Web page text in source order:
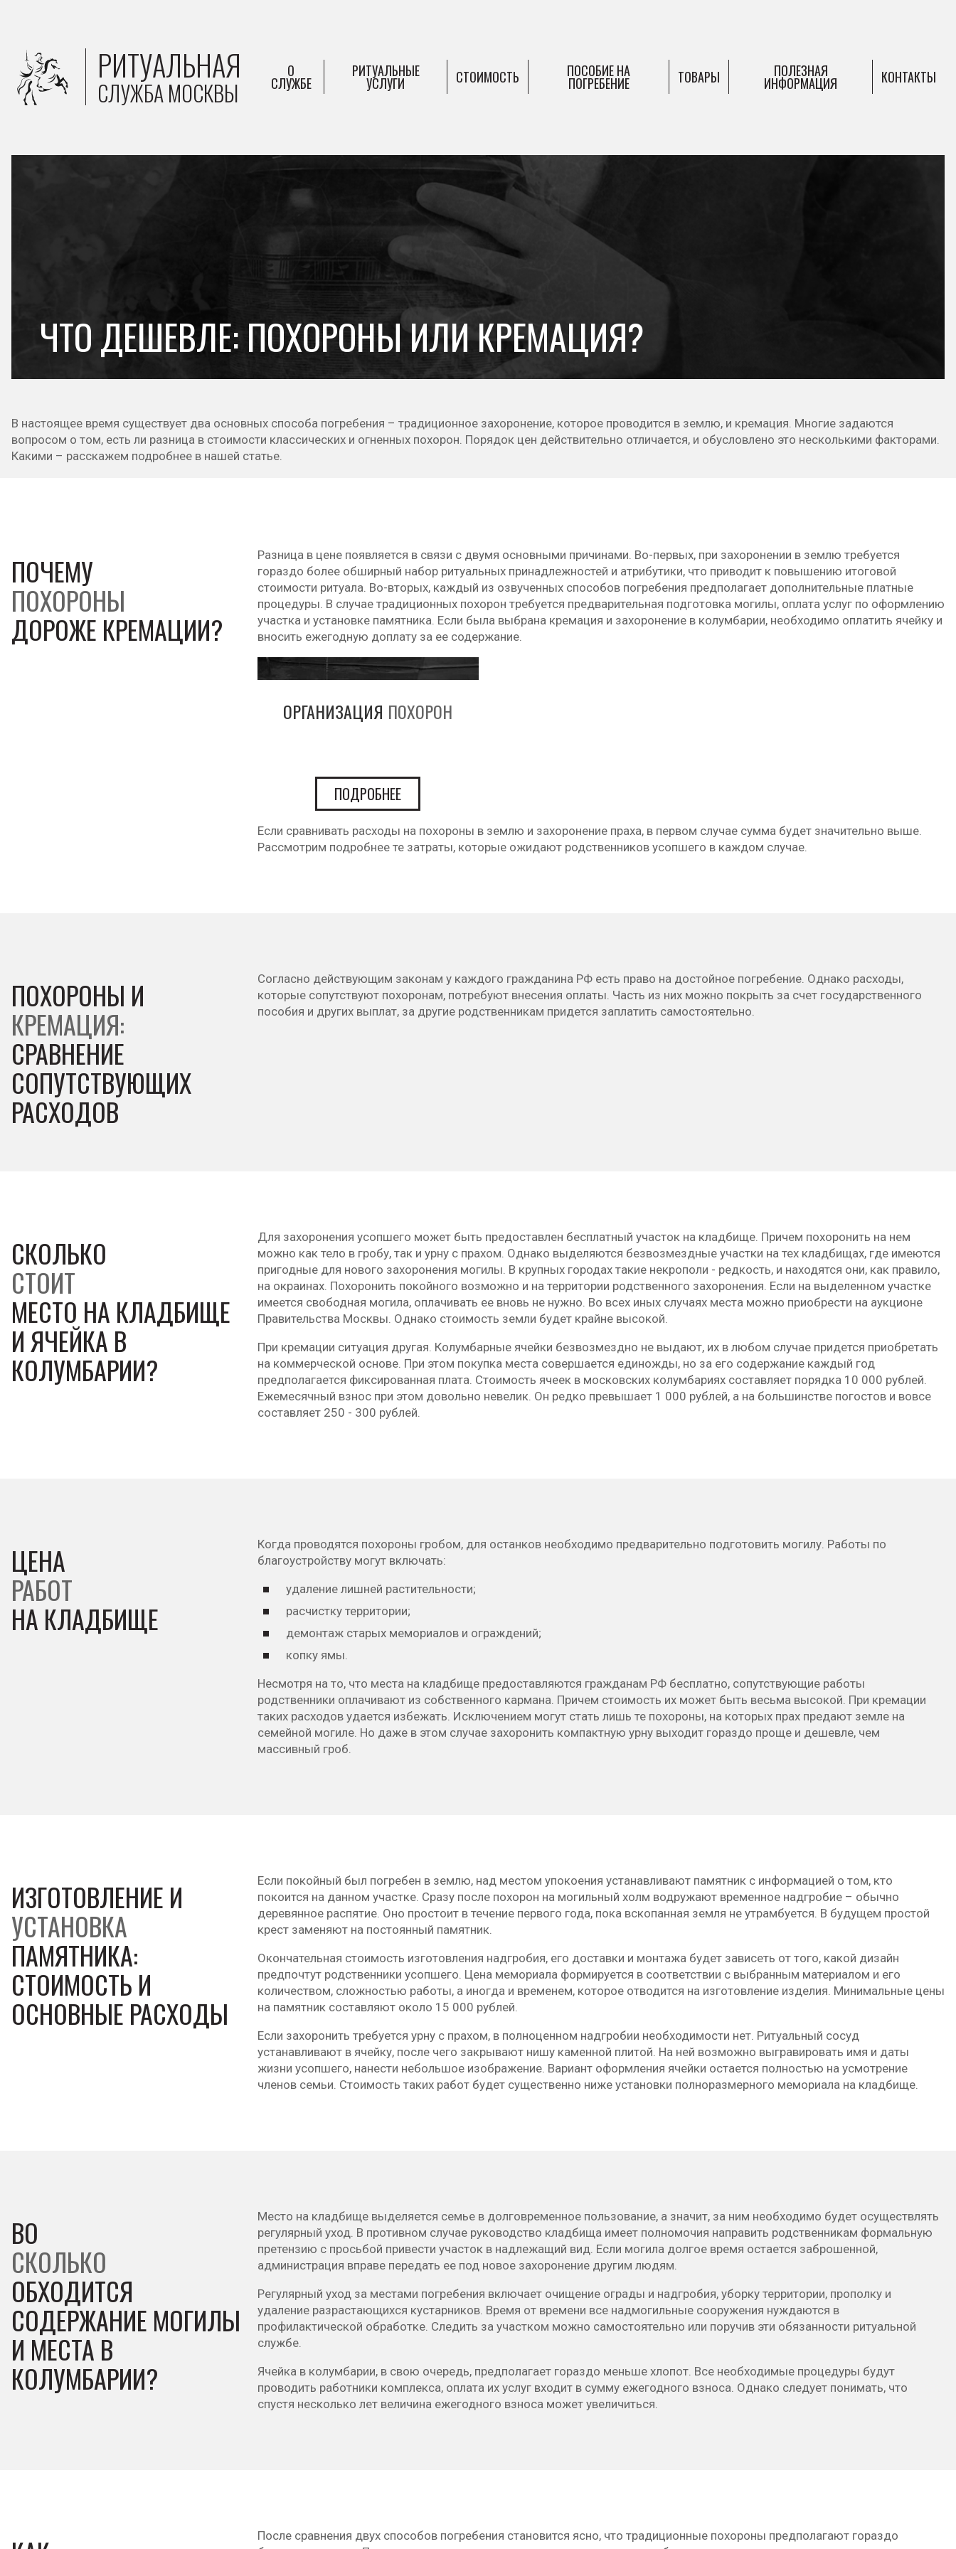
РИТУАЛЬНАЯ
СЛУЖБА МОСКВЫ
О
СЛУЖБЕ
РИТУАЛЬНЫЕ
УСЛУГИ СТОИМОСТЬ ПОСОБИЕ НА
ПОГРЕБЕНИЕ ТОВАРЫ ПОЛЕЗНАЯ
ИНФОРМАЦИЯ КОНТАКТЫ
ЧТО ДЕШЕВЛЕ: ПОХОРОНЫ ИЛИ КРЕМАЦИЯ?
В настоящее время существует два основных способа погребения – традиционное захоронение, которое проводится в землю, и кремация. Многие задаются
вопросом о том, есть ли разница в стоимости классических и огненных похорон. Порядок цен действительно отличается, и обусловлено это несколькими факторами.
Какими – расскажем подробнее в нашей статье.
ПОЧЕМУ
ПОХОРОНЫ
ДОРОЖЕ КРЕМАЦИИ?
Разница в цене появляется в связи с двумя основными причинами. Во-первых, при захоронении в землю требуется
гораздо более обширный набор ритуальных принадлежностей и атрибутики, что приводит к повышению итоговой
стоимости ритуала. Во-вторых, каждый из озвученных способов погребения предполагает дополнительные платные
процедуры. В случае традиционных похорон требуется предварительная подготовка могилы, оплата услуг по оформлению
участка и установке памятника. Если была выбрана кремация и захоронение в колумбарии, необходимо оплатить ячейку и
вносить ежегодную доплату за ее содержание.
ОРГАНИЗАЦИЯ ПОХОРОН
ПОДРОБНЕЕ
Если сравнивать расходы на похороны в землю и захоронение праха, в первом случае сумма будет значительно выше.
Рассмотрим подробнее те затраты, которые ожидают родственников усопшего в каждом случае.
ПОХОРОНЫ И
КРЕМАЦИЯ:
СРАВНЕНИЕ
СОПУТСТВУЮЩИХ
РАСХОДОВ
Согласно действующим законам у каждого гражданина РФ есть право на достойное погребение. Однако расходы,
которые сопутствуют похоронам, потребуют внесения оплаты. Часть из них можно покрыть за счет государственного
пособия и других выплат, за другие родственникам придется заплатить самостоятельно.
СКОЛЬКО
СТОИТ
МЕСТО НА КЛАДБИЩЕ
И ЯЧЕЙКА В
КОЛУМБАРИИ?
Для захоронения усопшего может быть предоставлен бесплатный участок на кладбище. Причем похоронить на нем
можно как тело в гробу, так и урну с прахом. Однако выделяются безвозмездные участки на тех кладбищах, где имеются
пригодные для нового захоронения могилы. В крупных городах такие некрополи - редкость, и находятся они, как правило,
на окраинах. Похоронить покойного возможно и на территории родственного захоронения. Если на выделенном участке
имеется свободная могила, оплачивать ее вновь не нужно. Во всех иных случаях места можно приобрести на аукционе
Правительства Москвы. Однако стоимость земли будет крайне высокой.
При кремации ситуация другая. Колумбарные ячейки безвозмездно не выдают, их в любом случае придется приобретать
на коммерческой основе. При этом покупка места совершается единожды, но за его содержание каждый год
предполагается фиксированная плата. Стоимость ячеек в московских колумбариях составляет порядка 10 000 рублей.
Ежемесячный взнос при этом довольно невелик. Он редко превышает 1 000 рублей, а на большинстве погостов и вовсе
составляет 250 - 300 рублей.
ЦЕНА
РАБОТ
НА КЛАДБИЩЕ
Когда проводятся похороны гробом, для останков необходимо предварительно подготовить могилу. Работы по
благоустройству могут включать:
удаление лишней растительности;
расчистку территории;
демонтаж старых мемориалов и ограждений;
копку ямы.
Несмотря на то, что места на кладбище предоставляются гражданам РФ бесплатно, сопутствующие работы
родственники оплачивают из собственного кармана. Причем стоимость их может быть весьма высокой. При кремации
таких расходов удается избежать. Исключением могут стать лишь те похороны, на которых прах предают земле на
семейной могиле. Но даже в этом случае захоронить компактную урну выходит гораздо проще и дешевле, чем
массивный гроб.
ИЗГОТОВЛЕНИЕ И
УСТАНОВКА
ПАМЯТНИКА:
СТОИМОСТЬ И
ОСНОВНЫЕ РАСХОДЫ
Если покойный был погребен в землю, над местом упокоения устанавливают памятник с информацией о том, кто
покоится на данном участке. Сразу после похорон на могильный холм водружают временное надгробие – обычно
деревянное распятие. Оно простоит в течение первого года, пока вскопанная земля не утрамбуется. В будущем простой
крест заменяют на постоянный памятник.
Окончательная стоимость изготовления надгробия, его доставки и монтажа будет зависеть от того, какой дизайн
предпочтут родственники усопшего. Цена мемориала формируется в соответствии с выбранным материалом и его
количеством, сложностью работы, а иногда и временем, которое отводится на изготовление изделия. Минимальные цены
на памятник составляют около 15 000 рублей.
Если захоронить требуется урну с прахом, в полноценном надгробии необходимости нет. Ритуальный сосуд
устанавливают в ячейку, после чего закрывают нишу каменной плитой. На ней возможно выгравировать имя и даты
жизни усопшего, нанести небольшое изображение. Вариант оформления ячейки остается полностью на усмотрение
членов семьи. Стоимость таких работ будет существенно ниже установки полноразмерного мемориала на кладбище.
ВО
СКОЛЬКО
ОБХОДИТСЯ
СОДЕРЖАНИЕ МОГИЛЫ
И МЕСТА В
КОЛУМБАРИИ?
Место на кладбище выделяется семье в долговременное пользование, а значит, за ним необходимо будет осуществлять
регулярный уход. В противном случае руководство кладбища имеет полномочия направить родственникам формальную
претензию с просьбой привести участок в надлежащий вид. Если могила долгое время остается заброшенной,
администрация вправе передать ее под новое захоронение другим людям.
Регулярный уход за местами погребения включает очищение ограды и надгробия, уборку территории, прополку и
удаление разрастающихся кустарников. Время от времени все надмогильные сооружения нуждаются в
профилактической обработке. Следить за участком можно самостоятельно или поручив эти обязанности ритуальной
службе.
Ячейка в колумбарии, в свою очередь, предполагает гораздо меньше хлопот. Все необходимые процедуры будут
проводить работники комплекса, оплата их услуг входит в сумму ежегодного взноса. Однако следует понимать, что
спустя несколько лет величина ежегодного взноса может увеличиться.
После сравнения двух способов погребения становится ясно, что традиционные похороны предполагают гораздо